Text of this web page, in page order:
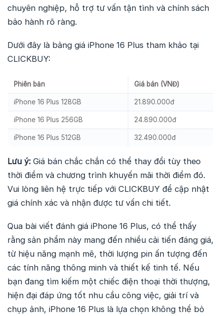
chuyên nghiệp, hỗ trợ tư vấn tận tình và chính sách
bảo hành rõ ràng.
Dưới đây là bảng giá iPhone 16 Plus tham khảo tại
CLICKBUY:
Phiên bản Giá bán (VNĐ)
iPhone 16 Plus 128GB 21.890.000đ
iPhone 16 Plus 256GB 24.890.000đ
iPhone 16 Plus 512GB 32.490.000đ
Lưu ý: Giá bán chắc chắn có thể thay đổi tùy theo
thời điểm và chương trình khuyến mãi thời điểm đó.
Vui lòng liên hệ trực tiếp với CLICKBUY để cập nhật
giá chính xác và nhận được tư vấn chi tiết.
Qua bài viết đánh giá iPhone 16 Plus, có thể thấy
rằng sản phẩm này mang đến nhiều cải tiến đáng giá,
từ hiệu năng mạnh mẽ, thời lượng pin ấn tượng đến
các tính năng thông minh và thiết kế tinh tế. Nếu
bạn đang tìm kiếm một chiếc điện thoại thời thượng,
hiện đại đáp ứng tốt nhu cầu công việc, giải trí và
chụp ảnh, iPhone 16 Plus là lựa chọn không thể bỏ